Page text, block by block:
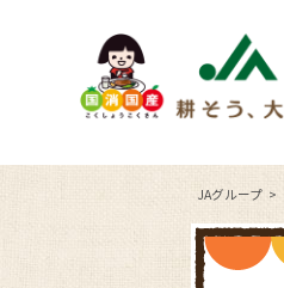
JAグループ